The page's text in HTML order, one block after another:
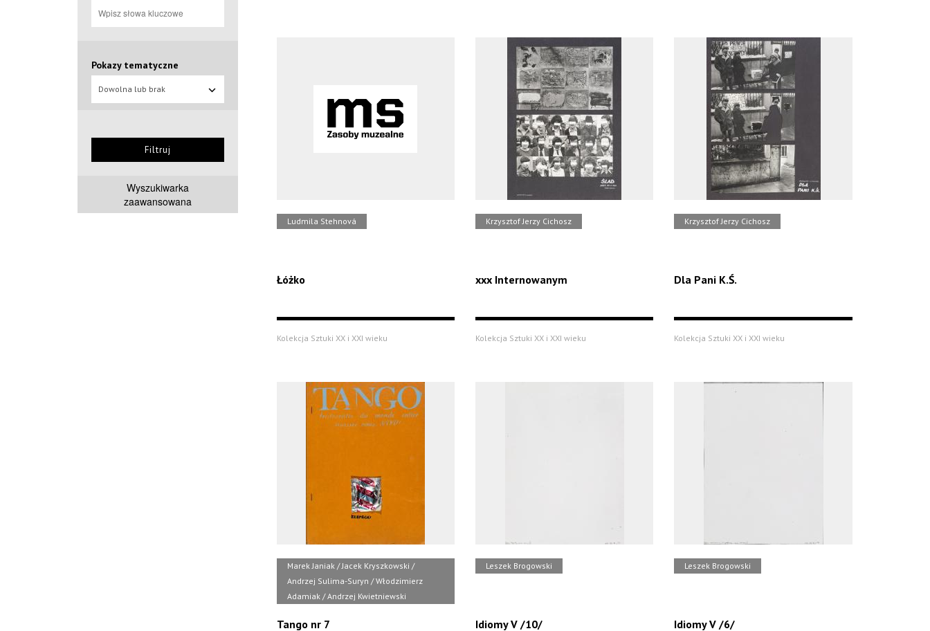
Pokazy tematyczne
Dowolna lub brak
Filtruj
Wyszukiwarka
zaawansowana
Ludmila Stehnová
Łóżko
Kolekcja Sztuki XX i XXI wieku
Krzysztof Jerzy Cichosz
xxx Internowanym
Kolekcja Sztuki XX i XXI wieku
Krzysztof Jerzy Cichosz
Dla Pani K.Ś.
Kolekcja Sztuki XX i XXI wieku
Marek Janiak / Jacek Kryszkowski /
Andrzej Sulima-Suryn / Włodzimierz
Adamiak / Andrzej Kwietniewski
Tango nr 7
Leszek Brogowski
Idiomy V /10/
Leszek Brogowski
Idiomy V /6/